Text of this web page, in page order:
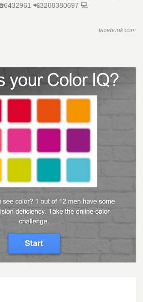
📲3208380697 💻
facebook.com